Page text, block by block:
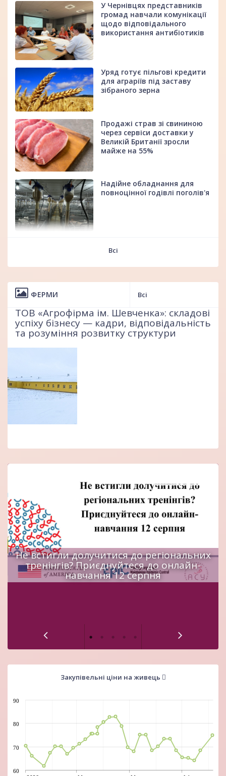
У Чернівцях представників
громад навчали комунікації
щодо відповідального
використання антибіотиків
Уряд готує пільгові кредити
для аграріїв під заставу
зібраного зерна
Продажі страв зі свининою
через сервіси доставки у
Великій Британії зросли
майже на 55%
Надійне обладнання для
повноцінної годівлі поголів'я
живих свиней на 36% у
АЧС серед диких кабанів
власні кормові білки
Всі
ФЕРМИ Всі
ТОВ «Агрофірма ім. Шевченка»: складові
успіху бізнесу — кадри, відповідальність
та розуміння розвитку структури
Не встигли долучитися до регіональних
тренінгів? Приєднуйтеся до онлайн-
навчання 12 серпня
Закупівельні ціни на живець
60
70
80
90